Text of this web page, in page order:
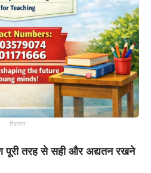
विज्ञापन
पूरी तरह से सही और अद्यतन रखने